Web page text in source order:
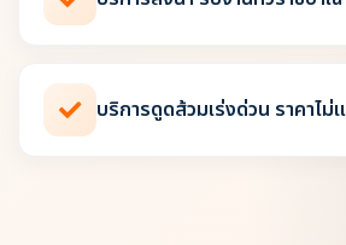
บริการดูดส้วมเร่งด่วน ราคาไม่